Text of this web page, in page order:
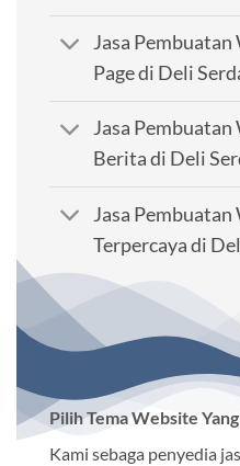
Jasa
Page di Deli
Jasa
Berita di Deli
Jasa
Terpercaya di
Pilih Tema Website
Kami sebaga penyedia